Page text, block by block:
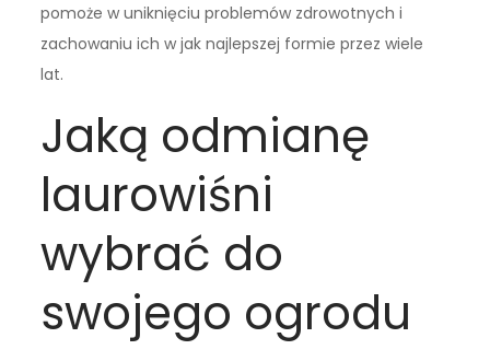
pomoże w uniknięciu problemów zdrowotnych i
zachowaniu ich w jak najlepszej formie przez wiele
lat.
Jaką odmianę
laurowiśni
wybrać do
swojego ogrodu